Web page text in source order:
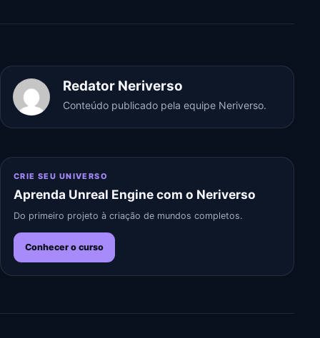
Redator Neriverso
Conteúdo publicado pela equipe Neriverso.
CRIE SEU UNIVERSO
Aprenda Unreal Engine com o Neriverso
Do primeiro projeto à criação de mundos completos.
Conhecer o curso